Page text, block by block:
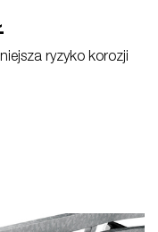
ryzyko korozji